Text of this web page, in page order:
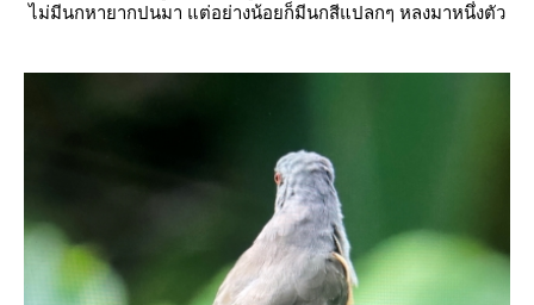
ไม่มีนกหายากปนมา แต่อย่างน้อยก็มีนกสีแปลกๆ หลงมาหนึ่งตัว